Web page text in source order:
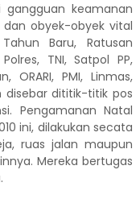
keamanan
obyek-obyek vital
Baru, Ratusan
TNI, Satpol PP,
ORARI, PMI, Linmas,
disebar dititik-titik pos
Pengamanan Natal
ini, dilakukan secata
ruas jalan maupun
Mereka bertugas